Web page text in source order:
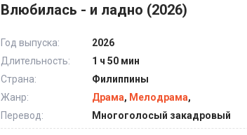
Влюбилась - и ладно (2026)
Год выпуска:
2026
Длительность:
1 ч 50 мин
Страна:
Филиппины
Жанр:
Драма, Мелодрама,
Перевод:
Многоголосый закадровый